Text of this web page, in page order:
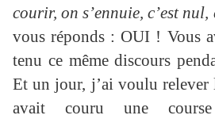
courir, on s’ennuie, c’est nul,
vous réponds : OUI ! Vous
tenu ce même discours
Et un jour, j’ai voulu
avait couru une course